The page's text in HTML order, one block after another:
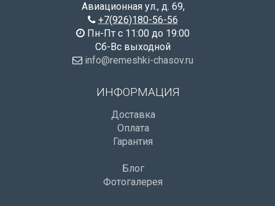
Авиационная ул., д. 69,
+7(926)180-56-56
Пн-Пт с 11:00 до 19:00
Сб-Вс выходной
info@remeshki-chasov.ru
ИНФОРМАЦИЯ
Доставка
Оплата
Гарантия
Блог
Фотогалерея